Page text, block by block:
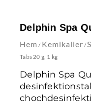
Delphin Spa
Hem / Kemikalier /
Tabs 20 g, 1 kg
Delphin Spa